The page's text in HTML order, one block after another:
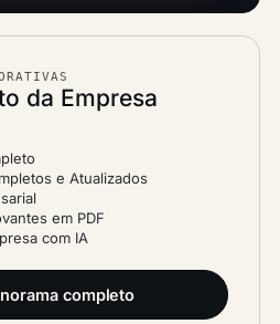
da Empresa
e Atualizados
em PDF
com IA
completo